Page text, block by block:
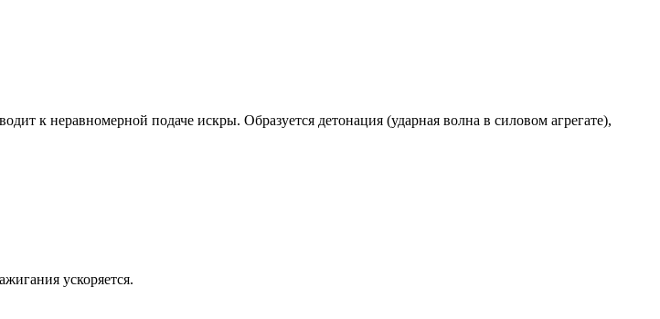
к неравномерной подаче искры. Образуется детонация (ударная волна в силовом агрегате),
ускоряется.